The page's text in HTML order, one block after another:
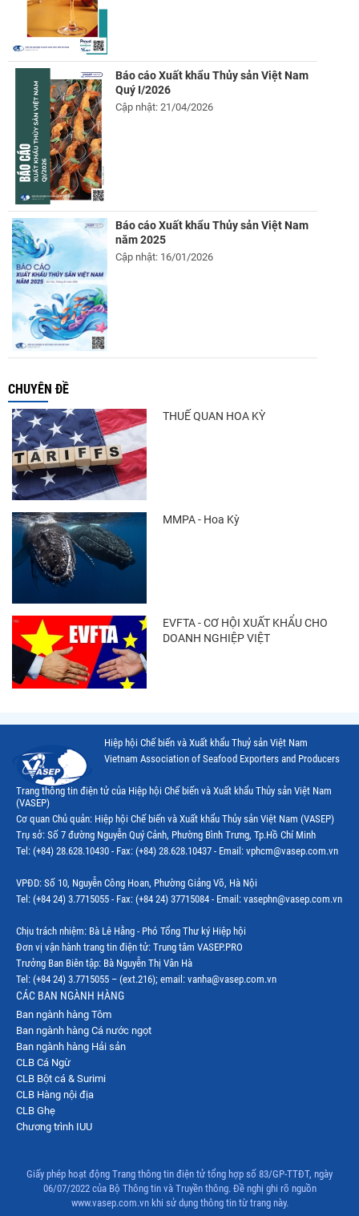
Báo cáo Xuất khẩu Thủy sản Việt Nam
Quý I/2026
Cập nhật: 21/04/2026
Báo cáo Xuất khẩu Thủy sản Việt Nam
năm 2025
Cập nhật: 16/01/2026
CHUYÊN ĐỀ
THUẾ QUAN HOA KỲ
MMPA - Hoa Kỳ
EVFTA - CƠ HỘI XUẤT KHẨU CHO
DOANH NGHIỆP VIỆT
Hiệp hội Chế biến và Xuất khẩu Thuỷ sản Việt Nam
Vietnam Association of Seafood Exporters and Producers
Trang thông tin điện tử của Hiệp hội Chế biến và Xuất khẩu Thủy sản Việt Nam
(VASEP)
Cơ quan Chủ quản: Hiệp hội Chế biến và Xuất khẩu Thủy sản Việt Nam (VASEP)
Trụ sở: Số 7 đường Nguyễn Quý Cảnh, Phường Bình Trưng, Tp.Hồ Chí Minh
Tel: (+84) 28.628.10430 - Fax: (+84) 28.628.10437 - Email: vphcm@vasep.com.vn
VPĐD: Số 10, Nguyễn Công Hoan, Phường Giảng Võ, Hà Nội
Tel: (+84 24) 3.7715055 - Fax: (+84 24) 37715084 - Email: vasephn@vasep.com.vn
Chịu trách nhiệm: Bà Lê Hằng - Phó Tổng Thư ký Hiệp hội
Đơn vị vận hành trang tin điện tử: Trung tâm VASEP.PRO
Trưởng Ban Biên tập: Bà Nguyễn Thị Vân Hà
Tel: (+84 24) 3.7715055 – (ext.216); email: vanha@vasep.com.vn
CÁC BAN NGÀNH HÀNG
Ban ngành hàng Tôm
Ban ngành hàng Cá nước ngọt
Ban ngành hàng Hải sản
CLB Cá Ngừ
CLB Bột cá & Surimi
CLB Hàng nội địa
CLB Ghẹ
Chương trình IUU
Giấy phép hoạt động Trang thông tin điện tử tổng hợp số 83/GP-TTĐT, ngày
06/07/2022 của Bộ Thông tin và Truyền thông. Đề nghị ghi rõ nguồn
www.vasep.com.vn khi sử dụng thông tin từ trang này.